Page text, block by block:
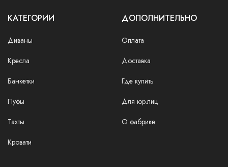
КАТЕГОРИИ
Диваны
Кресла
Банкетки
Пуфы
Тахты
Кровати
ДОПОЛНИТЕЛЬНО
Оплата
Доставка
Где купить
Для юр.лиц
О фабрике